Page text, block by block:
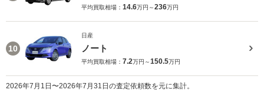
平均買取相場： 14.6万円～236万円
10
日産
ノート
平均買取相場： 7.2万円～150.5万円
2026年7月1日〜2026年7月31日の査定依頼数を元に集計。